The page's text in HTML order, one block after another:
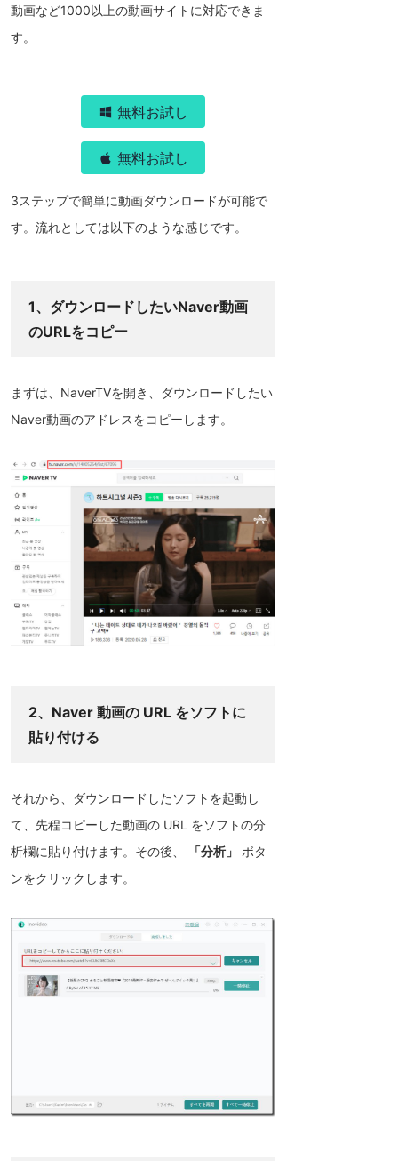
動画など1000以上の動画サイトに対応できま
す。
無料お試し
無料お試し
3ステップで簡単に動画ダウンロードが可能で
す。流れとしては以下のような感じです。
1、ダウンロードしたいNaver動画
のURLをコピー
まずは、NaverTVを開き、ダウンロードしたい
Naver動画のアドレスをコピーします。
2、Naver 動画の URL をソフトに
貼り付ける
それから、ダウンロードしたソフトを起動し
て、先程コピーした動画の URL をソフトの分
析欄に貼り付けます。その後、
「分析」
ボタ
ンをクリックします。